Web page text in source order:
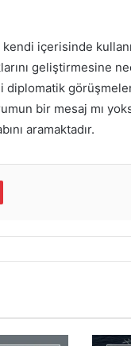
kendi içerisinde
geliştirmesine
diplomatik
bir mesaj mı
aramaktadır.